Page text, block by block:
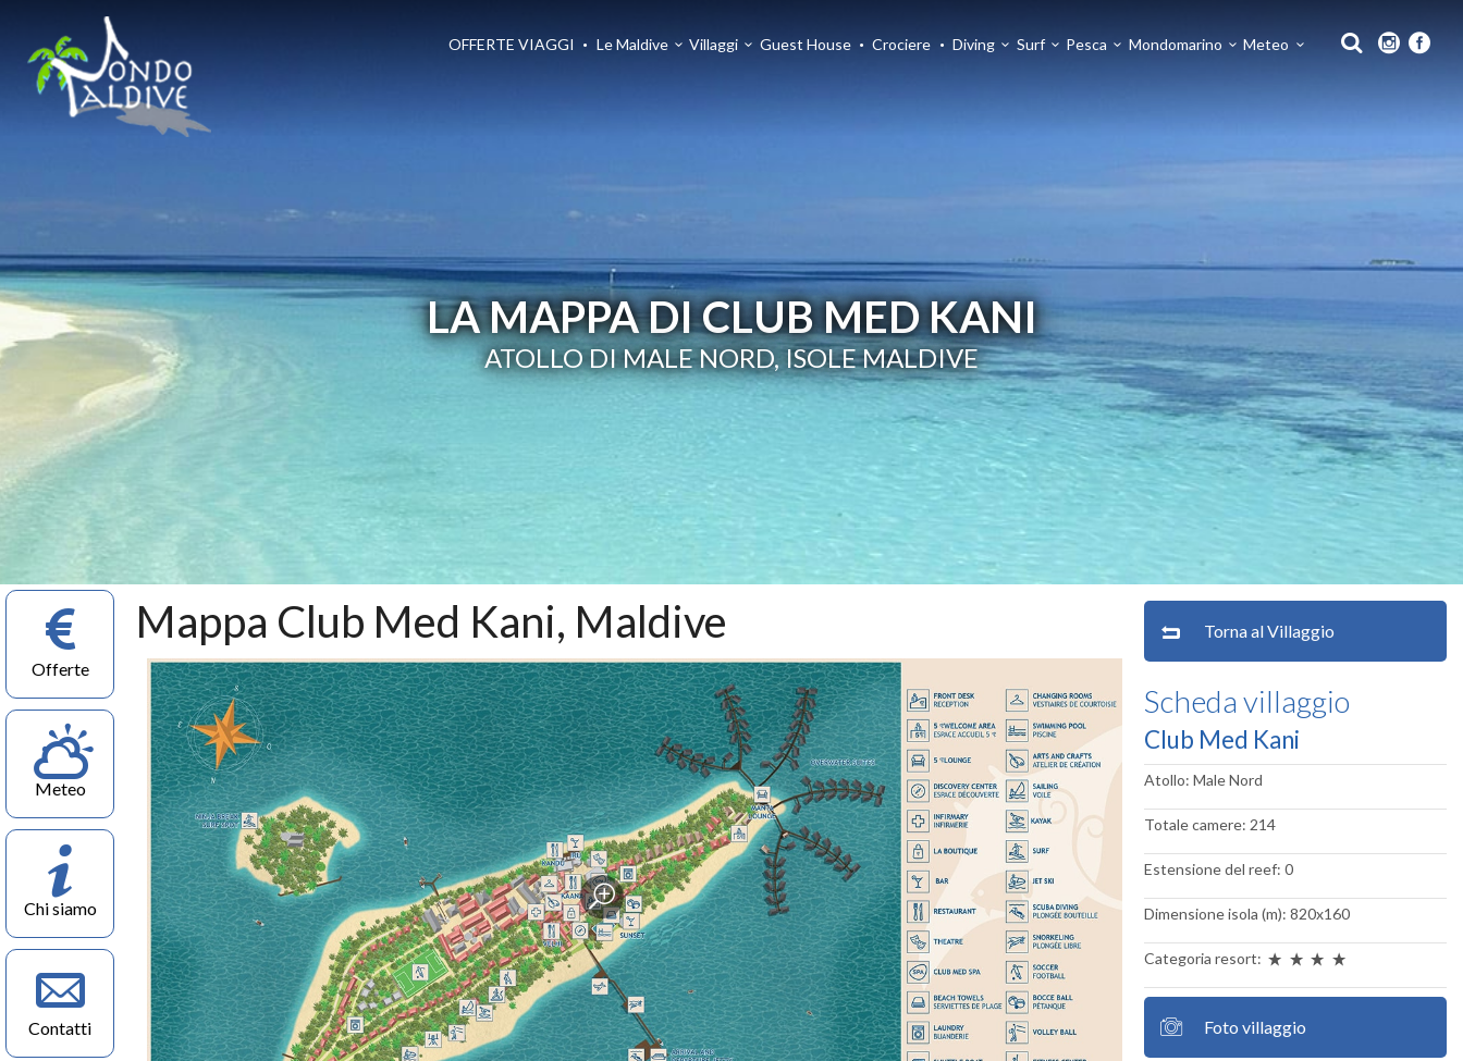
OFFERTE VIAGGI Le Maldive Villaggi Guest House Crociere Diving Surf Pesca Mondomarino Meteo
LA MAPPA DI CLUB MED KANI
ATOLLO DI MALE NORD, ISOLE MALDIVE
Offerte
Meteo
Chi siamo
Contatti
Torna al Villaggio
Scheda villaggio
Club Med Kani
Atollo: Male Nord
Totale camere: 214
Estensione del reef: 0
Dimensione isola (m): 820x160
Categoria resort:
Foto villaggio
Mappa Club Med Kani, Maldive